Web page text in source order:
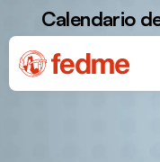
Calendario